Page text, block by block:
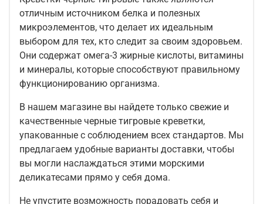
отличным источником белка и полезных
микроэлементов, что делает их идеальным
выбором для тех, кто следит за своим здоровьем.
Они содержат омега-3 жирные кислоты, витамины
и минералы, которые способствуют правильному
функционированию организма.
В нашем магазине вы найдете только свежие и
качественные черные тигровые креветки,
упакованные с соблюдением всех стандартов. Мы
предлагаем удобные варианты доставки, чтобы
вы могли наслаждаться этими морскими
деликатесами прямо у себя дома.
Не упустите возможность порадовать себя и